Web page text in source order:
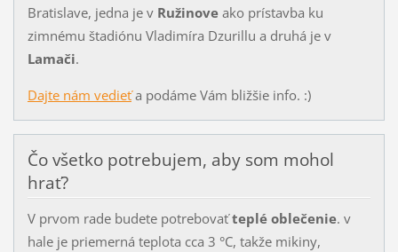
Bratislave, jedna je v Ružinove ako prístavba ku
zimnému štadiónu Vladimíra Dzurillu a druhá je v
Lamači.
Dajte nám vedieťa podáme Vám bližšie info. :)
Čo všetko potrebujem, aby som mohol
hrať?
V prvom rade budete potrebovaťteplé oblečenie. v
hale je priemerná teplota cca 3 °C, takže mikiny,